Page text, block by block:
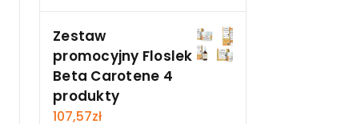
Zestaw
promocyjny Floslek
Beta Carotene 4
produkty
107,57zł